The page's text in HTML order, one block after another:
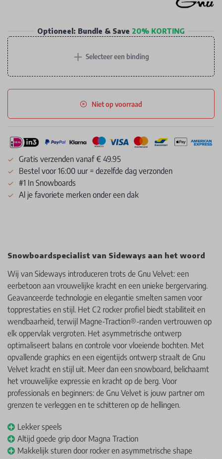
Optioneel: Bundle & Save 20% KORTING
+ Selecteer een binding
Niet op voorraad
Gratis verzenden vanaf € 49.95
Bestel voor 16:00 uur = dezelfde dag verzonden
#1 In Snowboards
Al je favoriete merken onder een dak
Snowboardspecialist van Sideways aan het woord
Wij van Sideways introduceren trots de Gnu Velvet: een
eerbetoon aan vrouwelijke kracht en een unieke bergervaring.
Geavanceerde technologie en elegantie smelten samen voor
topprestaties en stijl. Het C2 rocker profiel biedt stabiliteit en
wendbaarheid, terwijl Magne-Traction®-randen vertrouwen op
elk oppervlak vergroten. Het asymmetrische ontwerp
optimaliseert balans en controle voor vloeiende bochten. Met
opvallende graphics en een eigentijds ontwerp straalt de Gnu
Velvet kracht en stijl uit. Meer dan een snowboard, belichaamt
het vrouwelijke expressie en kracht op de berg. Voor
professionals en beginners: de Gnu Velvet is jouw partner om
grenzen te verleggen en te schitteren op de hellingen.
Lekker speels
Altijd goede grip door Magna Traction
Makkelijk sturen door rocker en asymmetrische shape